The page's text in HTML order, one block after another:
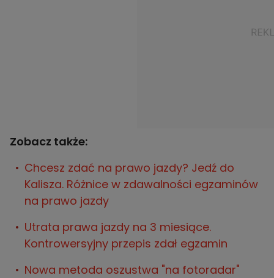
Zobacz także:
Chcesz zdać na prawo jazdy? Jedź do
Kalisza. Różnice w zdawalności egzaminów
na prawo jazdy
Utrata prawa jazdy na 3 miesiące.
Kontrowersyjny przepis zdał egzamin
Nowa metoda oszustwa "na fotoradar"